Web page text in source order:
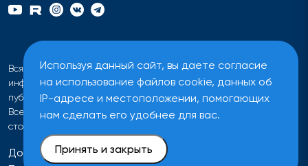
Используя данный сайт, вы даете согласие
на использование файлов cookie, данных об
IP-адресе и местоположении, помогающих
нам сделать его удобнее для вас.
Принять и закрыть
Вся информация на сайте имеет исключительно
информационный характер и не может быть определена как
публичная оферта ни при каких обстоятельствах.
Все цены на сайте указаны без учета налога на добавленную
стоимость.
Договор оферты